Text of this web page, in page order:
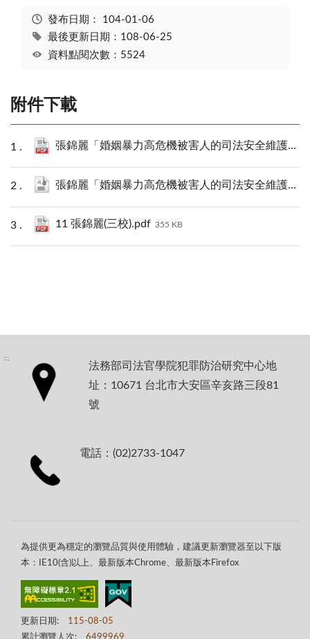
發布日期： 104-01-06
最後更新日期：108-06-25
資料點閱次數：5524
附件下載
張錦麗「婚姻暴力高危機被害人的司法安全維護機制與政策」PDF下載.pdf
張錦麗「婚姻暴力高危機被害人的司法安全維護機制與政策」.json
11 張錦麗(三校).pdf 355 KB
:::
法務部司法官學院犯罪防治研究中心地
址：10671 台北市大安區辛亥路三段81
號
電話：(02)2733-1047
為提供更為穩定的瀏覽品質與使用體驗，建議更新瀏覽器至以下版
本：IE10(含)以上、最新版本Chrome、最新版本Firefox
更新日期:
115-08-05
累計瀏覽人次:
6499969